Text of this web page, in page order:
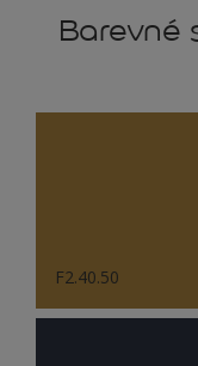
Barevné
F2.40.50